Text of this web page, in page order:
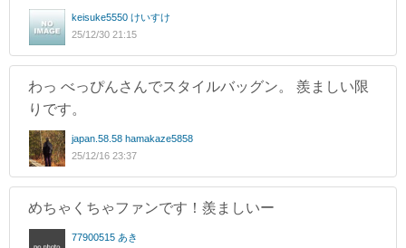
keisuke5550 けいすけ
25/12/30 21:15
わっ べっぴんさんでスタイルバッグン。 羨ましい限
りです。
japan.58.58 hamakaze5858
25/12/16 23:37
めちゃくちゃファンです！羨ましいー
77900515 あき